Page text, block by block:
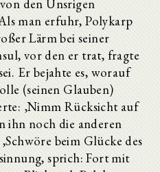
den Unsrigen
man erfuhr, Polykarp
Lärm bei seiner
vor den er trat, fragte
Er bejahte es, worauf
(seinen Glauben)
‚Nimm Rücksicht auf
ihn noch die anderen
beim Glücke des
sprich: Fort mit